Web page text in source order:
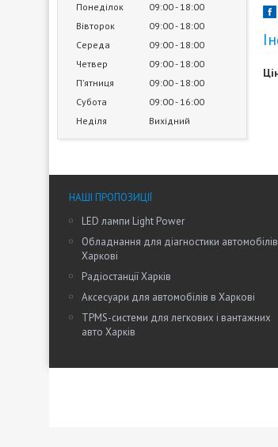
Понеділок 09:00 18:00
Вівторок
09:00 18:00
Середа
09:00 18:00
Четвер
09:00 18:00
Пʼятниця
09:00 18:00
Субота
09:00 16:00
Неділя
Вихідний
НАШІ ПРОПОЗИЦІЇ
LED лампи Light Power
Обладнання для діагностики
Харкові
Радіостанції Харків
Аксесуари для автомобілів в Харкові
TPMS-системи для легкових і вантажних
авто Харків